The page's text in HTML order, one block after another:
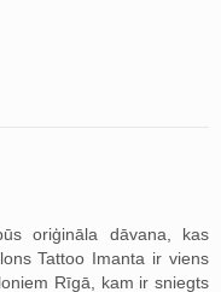
oriģināla dāvana, kas
Tattoo Imanta ir viens
Rīgā, kam ir sniegts